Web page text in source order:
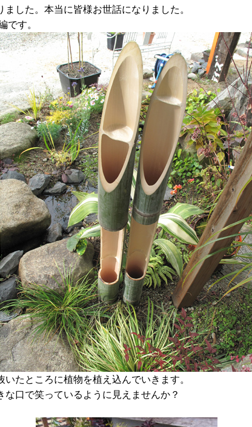
した。本当に皆様お世話になりました。
です。
たところに植物を植え込んでいきます。
な口で笑っているように見えませんか？